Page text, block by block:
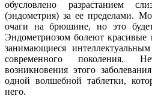
обусловлено разрастанием
(эндометрия) за ее пределами.
очаги на брюшине, но это будет
Эндометриозом болеют
занимающиеся
современного поколения.
возникновения этого
одной волшебной таблетки,
него.